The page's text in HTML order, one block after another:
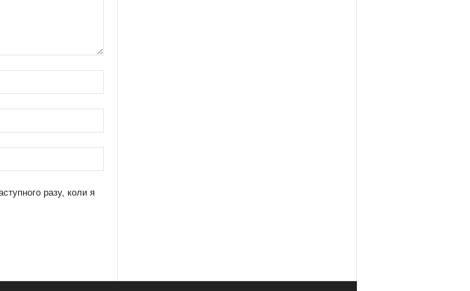
разу, коли я